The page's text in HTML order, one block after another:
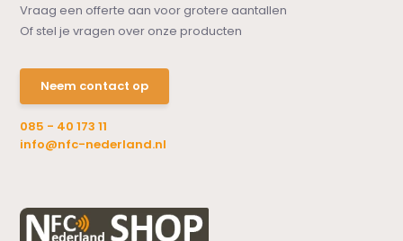
Vraag een offerte aan voor grotere aantallen
Of stel je vragen over onze producten
Neem contact op
085 - 40 173 11
info@nfc-nederland.nl